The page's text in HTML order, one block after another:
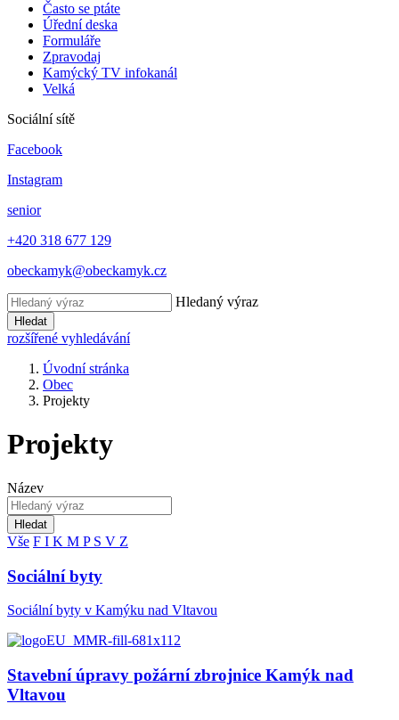
Často se ptáte
Úřední deska
Formuláře
Zpravodaj
Kamýcký TV infokanál
Velká
Sociální sítě
Facebook
Instagram
senior
+420 318 677 129
obeckamyk@obeckamyk.cz
Hledaný výraz
Hledat
rozšířené vyhledávání
Úvodní stránka
Obec
Projekty
Projekty
Název
Hledat
Vše F I K M P S V Z
Sociální byty
Sociální byty v Kamýku nad Vltavou
Stavební úpravy požární zbrojnice Kamýk nad
Vltavou